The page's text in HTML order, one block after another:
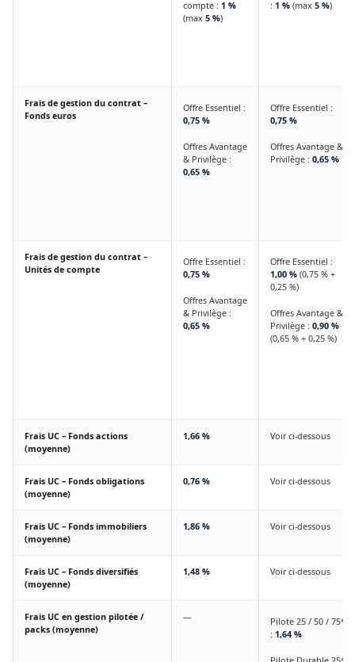
compte : 1 %
(max 5 %)
: 1 %(max 5 %)
Frais de gestion du contrat –
Fonds euros
Offre Essentiel :
0,75 %
Offres Avantage
& Privilège :
0,65 %
Offre Essentiel :
0,75 %
Offres Avantage &
Privilège : 0,65 %
Frais de gestion du contrat –
Unités de compte
Offre Essentiel :
0,75 %
Offres Avantage
& Privilège :
0,65 %
Offre Essentiel :
1,00 %(0,75 % +
0,25 %)
Offres Avantage &
Privilège : 0,90 %
(0,65 % + 0,25 %)
Frais UC – Fonds actions
(moyenne)
1,66 % Voir ci-dessous
Frais UC – Fonds obligations
(moyenne)
0,76 % Voir ci-dessous
Frais UC – Fonds immobiliers
(moyenne)
1,86 % Voir ci-dessous
Frais UC – Fonds diversifiés
(moyenne)
1,48 % Voir ci-dessous
Frais UC en gestion pilotée /
packs (moyenne)
—
Pilote 25 / 50 / 75*
: 1,64 %